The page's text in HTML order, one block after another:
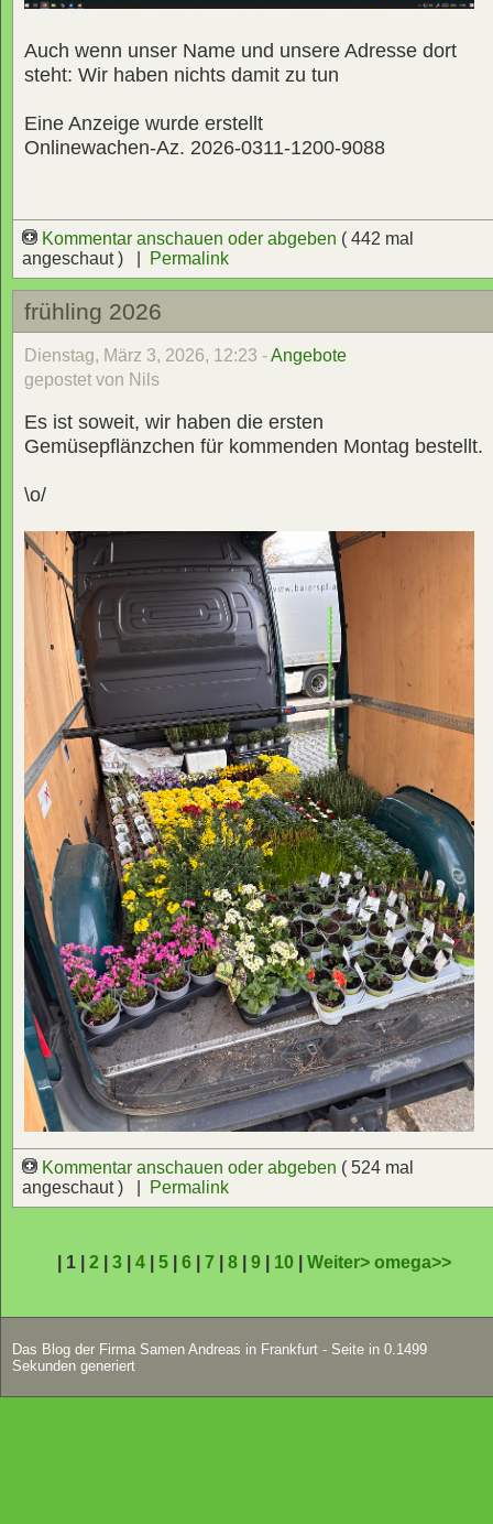
Auch wenn unser Name und unsere Adresse dort
steht: Wir haben nichts damit zu tun
Eine Anzeige wurde erstellt
Onlinewachen-Az. 2026-0311-1200-9088
Kommentar anschauen oder abgeben ( 442 mal
angeschaut ) |
Permalink
frühling 2026
Dienstag, März 3, 2026, 12:23 -Angebote
gepostet von Nils
Es ist soweit, wir haben die ersten
Gemüsepflänzchen für kommenden Montag bestellt.
\o/
Kommentar anschauen oder abgeben ( 524 mal
angeschaut ) |
Permalink
| 1 | 2| 3| 4| 5| 6| 7 8| 9| 10| Weiter> omega>>
Das Blog der Firma Samen Andreas in Frankfurt - Seite in 0.1499
Sekunden generiert